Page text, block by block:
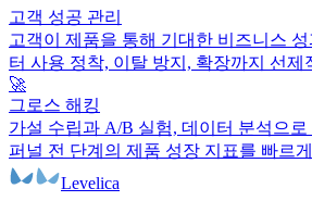
고객 성공 관리
고객이 제품을 통해 기대한 비즈니스
터 사용 정착, 이탈 방지, 확장까지 선제
🚀
그로스 해킹
가설 수립과 A/B 실험, 데이터 분석으로
퍼널 전 단계의 제품 성장 지표를 빠르
Levelica